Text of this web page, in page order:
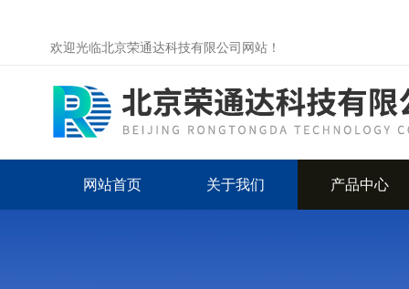
欢迎光临北京荣通达科技有限公司网站！
网站首页 关于我们 产品中心